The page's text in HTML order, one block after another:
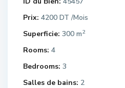
Prix: 4200 DT /Mois
Superficie: 300 m2
Rooms: 4
Bedrooms: 3
Salles de bains: 2